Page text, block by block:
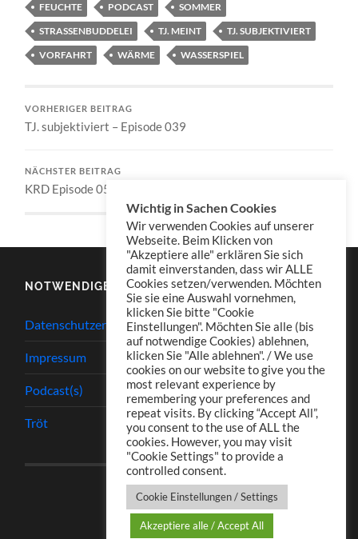
FEUCHTE
PODCAST
SOMMER
STRASSENBUDDELEI
TJ. MEINT
TJ. SUBJEKTIVIERT
VORFAHRT
WÄRME WASSERSPIEL
VORHERIGER BEITRAG
TJ. subjektiviert – Episode 039
NÄCHSTER BEITRAG
KRD Episode 050
NOTWENDIGES
Datenschutzerklärung
Impressum
Podcast(s)
Tröt
Wichtig in Sachen Cookies
Wir verwenden Cookies auf unserer
Webseite. Beim Klicken von
"Akzeptiere alle" erklären Sie sich
damit einverstanden, dass wir ALLE
Cookies setzen/verwenden. Möchten
Sie sie eine Auswahl vornehmen,
klicken Sie bitte "Cookie
Einstellungen". Möchten Sie alle (bis
auf notwendige Cookies) ablehnen,
klicken Sie "Alle ablehnen". / We use
cookies on our website to give you the
most relevant experience by
remembering your preferences and
repeat visits. By clicking “Accept All”,
you consent to the use of ALL the
cookies. However, you may visit
"Cookie Settings" to provide a
controlled consent.
Cookie Einstellungen / Settings
Akzeptiere alle / Accept All